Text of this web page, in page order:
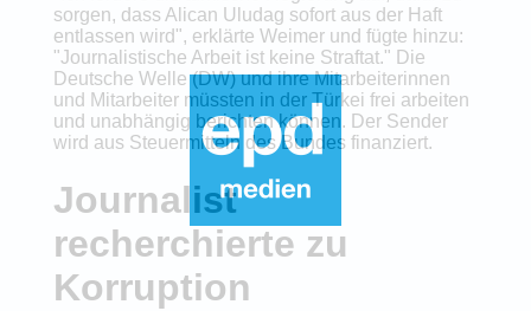
sorgen, dass Alican Uludag sofort aus der Haft
entlassen wird", erklärte Weimer und fügte hinzu:
"Journalistische Arbeit ist keine Straftat." Die
Deutsche Welle (DW) und ihre Mitarbeiterinnen
und Mitarbeiter müssten in der Türkei frei arbeiten
und unabhängig berichten können. Der Sender
wird aus Steuermitteln des Bundes finanziert.
Journalist
recherchierte zu
Korruption